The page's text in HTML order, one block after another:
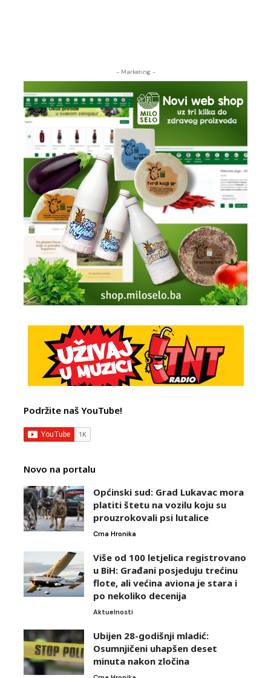
- Marketing -
Podržite naš YouTube!
Novo na portalu
Općinski sud: Grad Lukavac mora
platiti štetu na vozilu koju su
prouzrokovali psi lutalice
Crna Hronika
Više od 100 letjelica registrovano
u BiH: Građani posjeduju trećinu
flote, ali većina aviona je stara i
po nekoliko decenija
Aktuelnosti
Ubijen 28-godišnji mladić:
Osumnjičeni uhapšen deset
minuta nakon zločina